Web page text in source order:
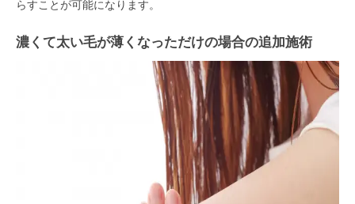
らすことが可能になります。
濃くて太い毛が薄くなっただけの場合の追加施術